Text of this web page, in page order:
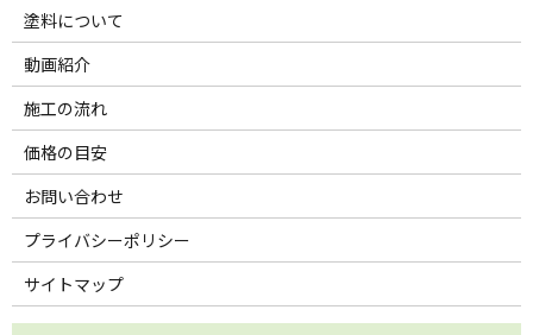
塗料について
動画紹介
施工の流れ
価格の目安
お問い合わせ
プライバシーポリシー
サイトマップ